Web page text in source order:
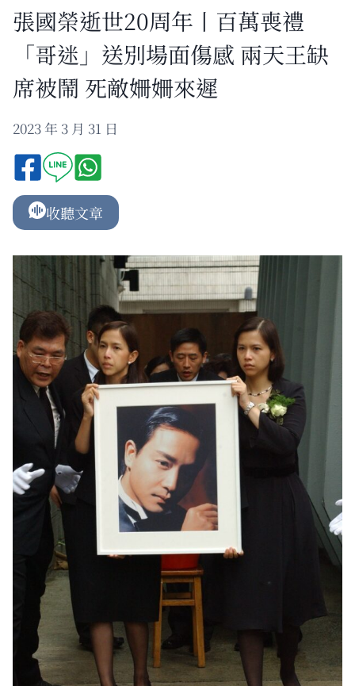
張國榮逝世20周年丨百萬喪禮
「哥迷」送別場面傷感 兩天王缺
席被鬧 死敵姍姍來遲
2023 年 3 月 31 日
收聽文章